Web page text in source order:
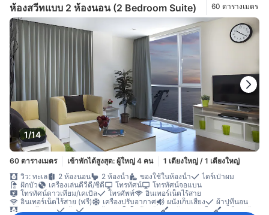
ห้องสวีทแบบ 2 ห้องนอน (2 Bedroom Suite) 60 ตารางเมตร
1/14
60 ตารางเมตร เข้าพักได้สูงสุด: ผู้ใหญ่ 4 คน
1 เตียงใหญ่ / 1 เตียงใหญ่
วิว: ทะเล
2 ห้องนอน 2 ห้องน้ำ ของใช้ในห้องน้ำ
ไดร์เป่าผม
ฝักบัว
เครื่องเล่นดีวีดี/ซีดี โทรทัศน์
โทรทัศน์จอแบน
โทรทัศน์ดาวเทียม/เคเบิล
โทรศัพท์
อินเทอร์เน็ตไร้สาย
อินเทอร์เน็ตไร้สาย (ฟรี)
เครื่องปรับอากาศ ผนังเก็บเสียง
ผ้าปูที่นอน
ม่านทึบแสง
มุ้ง รองเท้าแตะใส่ในห้องพัก ครัวขนาดเล็ก
เครื่องครัว